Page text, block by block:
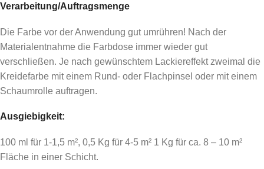
Verarbeitung/Auftragsmenge
Die Farbe vor der Anwendung gut umrühren! Nach der
Materialentnahme die Farbdose immer wieder gut
verschließen. Je nach gewünschtem Lackiereffekt zweimal die
Kreidefarbe mit einem Rund- oder Flachpinsel oder mit einem
Schaumrolle auftragen.
Ausgiebigkeit:
100 ml für 1-1,5 m², 0,5 Kg für 4-5 m² 1 Kg für ca. 8 – 10 m²
Fläche in einer Schicht.